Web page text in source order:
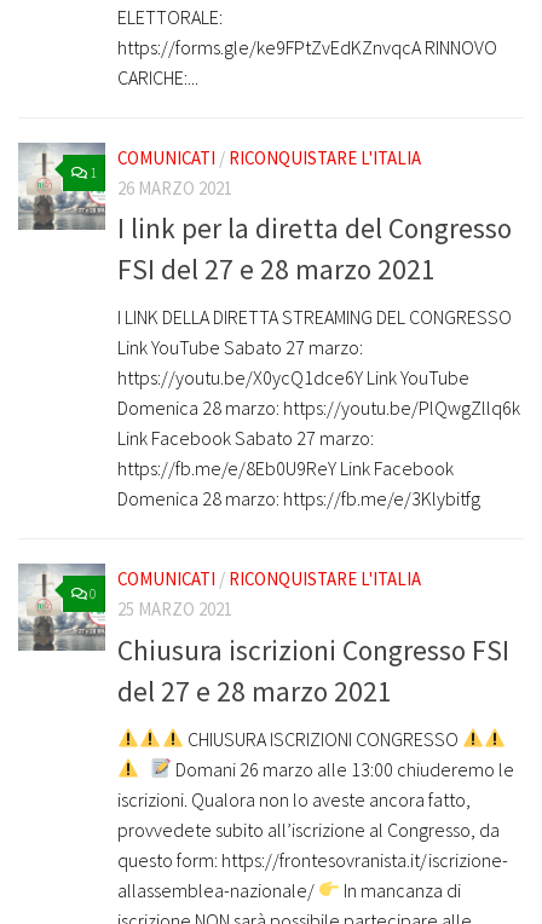
ELETTORALE:
https://forms.gle/ke9FPtZvEdKZnvqcA RINNOVO
CARICHE:...
1
COMUNICATI / RICONQUISTARE L'ITALIA
26 MARZO 2021
I link per la diretta del Congresso
FSI del 27 e 28 marzo 2021
I LINK DELLA DIRETTA STREAMING DEL CONGRESSO
Link YouTube Sabato 27 marzo:
https://youtu.be/X0ycQ1dce6Y Link YouTube
Domenica 28 marzo: https://youtu.be/PlQwgZllq6k
Link Facebook Sabato 27 marzo:
https://fb.me/e/8Eb0U9ReY Link Facebook
Domenica 28 marzo: https://fb.me/e/3Klybitfg
0
COMUNICATI / RICONQUISTARE L'ITALIA
25 MARZO 2021
Chiusura iscrizioni Congresso FSI
del 27 e 28 marzo 2021
CHIUSURA ISCRIZIONI CONGRESSO
Domani 26 marzo alle 13:00 chiuderemo le
iscrizioni. Qualora non lo aveste ancora fatto,
provvedete subito all’iscrizione al Congresso, da
questo form: https://frontesovranista.it/iscrizione-
allassemblea-nazionale/
In mancanza di